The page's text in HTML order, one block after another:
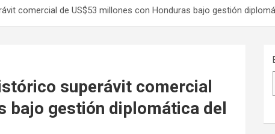
comercial de US$53 millones con Honduras bajo gestión
superávit comercial
bajo gestión diplomática del